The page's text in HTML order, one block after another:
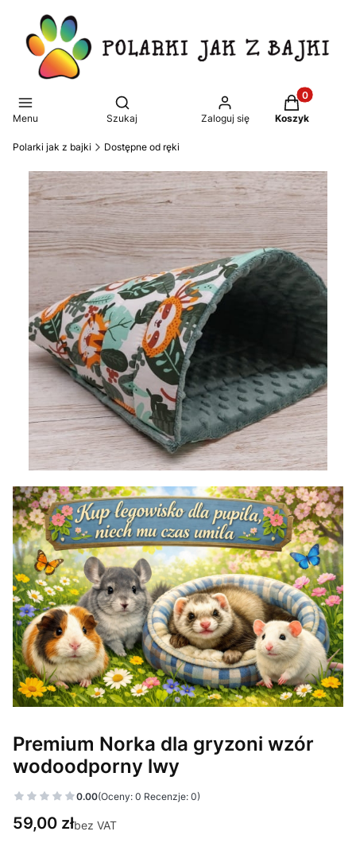
Menu
Otwórz wyszukiwarkę
Szukaj Zaloguj się
Produkty w
Koszyk
Polarki jak z bajki Dostępne od ręki
Premium Norka dla gryzoni wzór
wodoodporny lwy
0.00(Oceny: 0 Recenzje: 0)
Cena
59,00 złbez VAT